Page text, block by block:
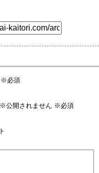
※必須
公開されません ※必須